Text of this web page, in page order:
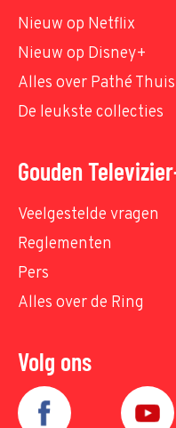
Nieuw op Netflix
Nieuw op Disney+
Alles over Pathé Thuis
De leukste collecties
Gouden
Veelgestelde vragen
Reglementen
Pers
Alles over de Ring
Volg ons